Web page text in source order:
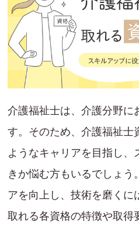
介護福祉士は、介護分野に
す。そのため、介護福祉士
ようなキャリアを目指し、
きか悩む方もいるでしょう
アを向上し、技術を磨くに
取れる各資格の特徴や取得